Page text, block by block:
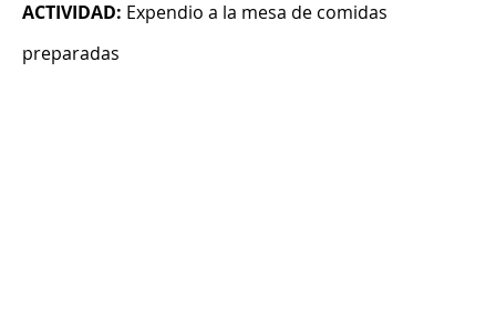
ACTIVIDAD: Expendio a la mesa de comidas
preparadas